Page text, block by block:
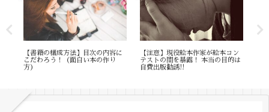
【書籍の構成方法】目次の内容に
こだわろう！（面白い本の作り
方）
【注意】現役絵本作家が絵本コン
テストの闇を暴露！ 本当の目的は
自費出版勧誘!!